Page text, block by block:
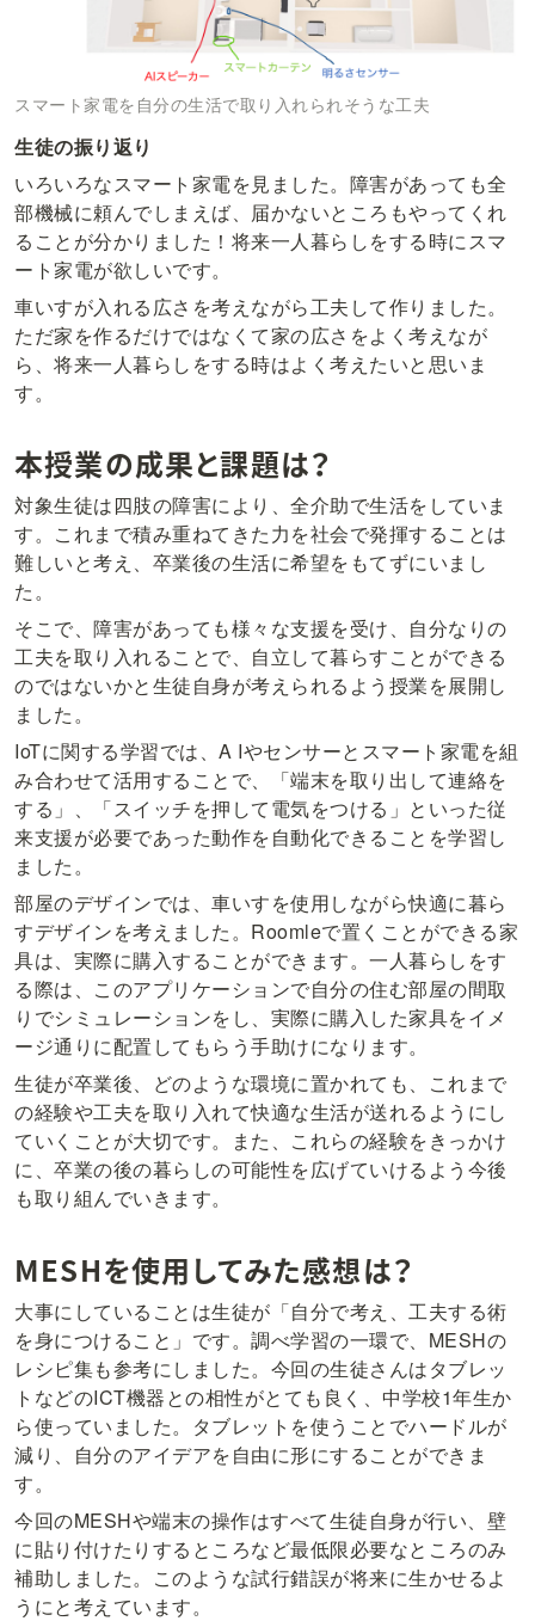
スマート家電を自分の生活で取り入れられそうな工夫
生徒の振り返り
いろいろなスマート家電を見ました。障害があっても全
部機械に頼んでしまえば、届かないところもやってくれ
ることが分かりました！将来一人暮らしをする時にスマ
ート家電が欲しいです。
車いすが入れる広さを考えながら工夫して作りました。
ただ家を作るだけではなくて家の広さをよく考えなが
ら、将来一人暮らしをする時はよく考えたいと思いま
す。
本授業の成果と課題は？
対象生徒は四肢の障害により、全介助で生活をしていま
す。これまで積み重ねてきた力を社会で発揮することは
難しいと考え、卒業後の生活に希望をもてずにいまし
た。
そこで、障害があっても様々な支援を受け、自分なりの
工夫を取り入れることで、自立して暮らすことができる
のではないかと生徒自身が考えられるよう授業を展開し
ました。
IoTに関する学習では、A Iやセンサーとスマート家電を組
み合わせて活用することで、「端末を取り出して連絡を
する」、「スイッチを押して電気をつける」といった従
来支援が必要であった動作を自動化できることを学習し
ました。
部屋のデザインでは、車いすを使用しながら快適に暮ら
すデザインを考えました。Roomleで置くことができる家
具は、実際に購入することができます。一人暮らしをす
る際は、このアプリケーションで自分の住む部屋の間取
りでシミュレーションをし、実際に購入した家具をイメ
ージ通りに配置してもらう手助けになります。
生徒が卒業後、どのような環境に置かれても、これまで
の経験や工夫を取り入れて快適な生活が送れるようにし
ていくことが大切です。また、これらの経験をきっかけ
に、卒業の後の暮らしの可能性を広げていけるよう今後
も取り組んでいきます。
MESHを使用してみた感想は？
大事にしていることは生徒が「自分で考え、工夫する術
を身につけること」です。調べ学習の一環で、MESHの
レシピ集も参考にしました。今回の生徒さんはタブレッ
トなどのICT機器との相性がとても良く、中学校1年生か
ら使っていました。タブレットを使うことでハードルが
減り、自分のアイデアを自由に形にすることができま
す。
今回のMESHや端末の操作はすべて生徒自身が行い、壁
に貼り付けたりするところなど最低限必要なところのみ
補助しました。このような試行錯誤が将来に生かせるよ
うにと考えています。